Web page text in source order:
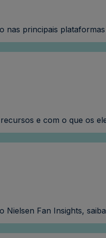
principais plataformas
e com o que os
Nielsen Fan Insights,